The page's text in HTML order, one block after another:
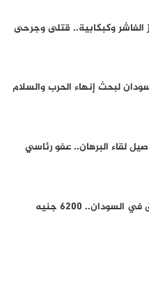
وكبكابية.. قتلى وجرحى
لبحث إنهاء الحرب والسلام
لقاء البرهان.. عفو رئاسي
الدولار يواصل التحليق في السودان.. 6200 جنيه